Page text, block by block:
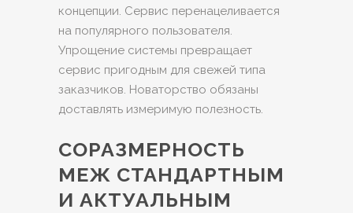
концепции. Сервис перенацеливается
на популярного пользователя.
Упрощение системы превращает
сервис пригодным для свежей типа
заказчиков. Новаторство обязаны
доставлять измеримую полезность.
СОРАЗМЕРНОСТЬ
МЕЖ СТАНДАРТНЫМ
И АКТУАЛЬНЫМ